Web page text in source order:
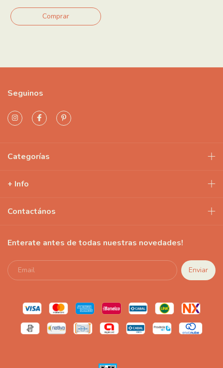
Seguinos
Categorías
+ Info
Contactános
Enterate antes de todas nuestras novedades!